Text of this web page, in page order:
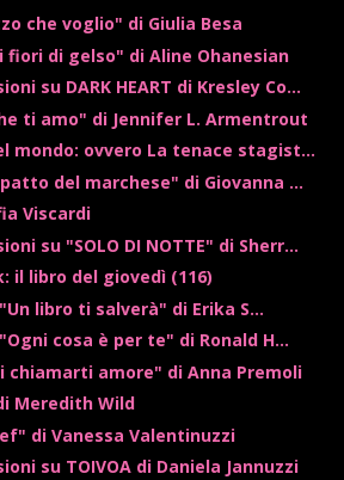
che voglio" di Giulia Besa
fiori di gelso" di Aline Ohanesian
su DARK HEART di Kresley Co...
ti amo" di Jennifer L. Armentrout
mondo: ovvero La tenace stagist...
del marchese" di Giovanna ...
Viscardi
su "SOLO DI NOTTE" di Sherr...
il libro del giovedì (116)
libro ti salverà" di Erika S...
cosa è per te" di Ronald H...
chiamarti amore" di Anna Premoli
Meredith Wild
di Vanessa Valentinuzzi
su TOIVOA di Daniela Jannuzzi